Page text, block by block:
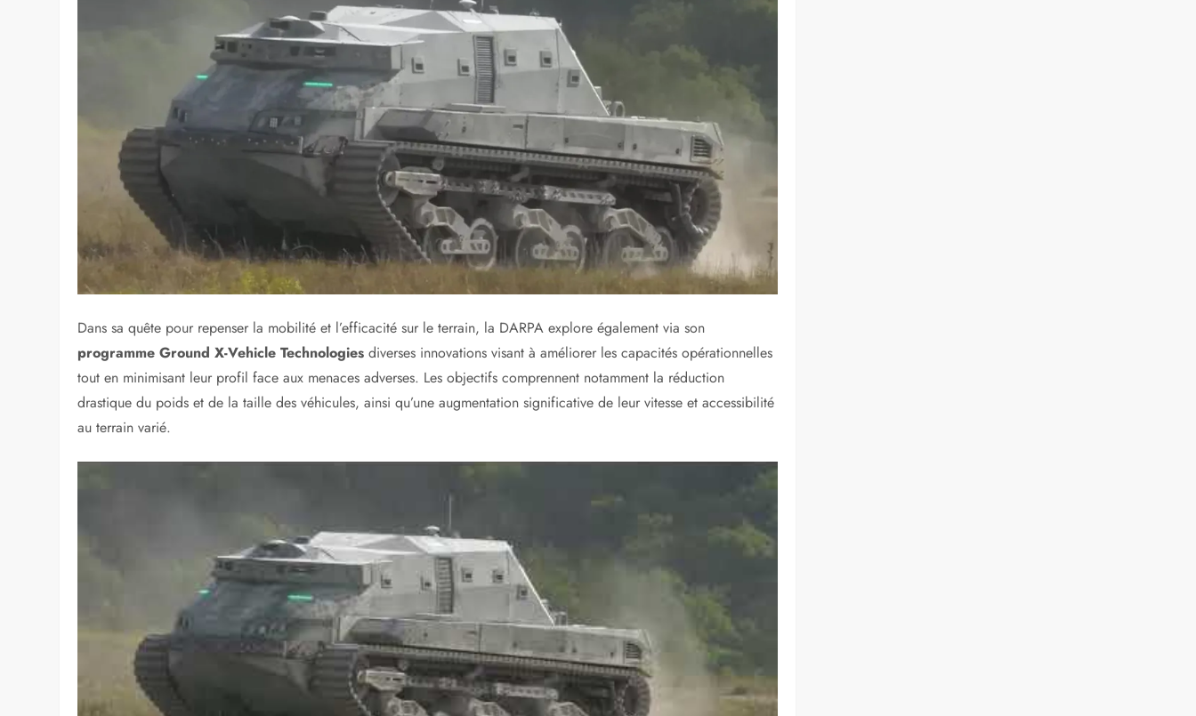
Dans sa quête pour repenser la mobilité et l’efficacité sur le terrain, la DARPA explore également via son
programme Ground X-Vehicle Technologies diverses innovations visant à améliorer les capacités opérationnelles
tout en minimisant leur profil face aux menaces adverses. Les objectifs comprennent notamment la réduction
drastique du poids et de la taille des véhicules, ainsi qu’une augmentation significative de leur vitesse et accessibilité
au terrain varié.